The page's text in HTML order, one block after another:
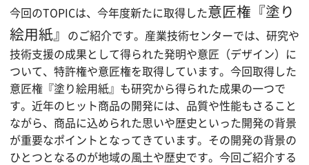
今回のTOPICは、今年度新たに取得した意匠権『塗り
絵用紙』 のご紹介です。産業技術センターでは、研究や
技術支援の成果として得られた発明や意匠（デザイン）に
ついて、特許権や意匠権を取得しています。今回取得した
意匠権『塗り絵用紙』も研究から得られた成果の一つで
す。近年のヒット商品の開発には、品質や性能もさること
ながら、商品に込められた思いや歴史といった開発の背景
が重要なポイントとなってきています。その開発の背景の
ひとつとなるのが地域の風土や歴史です。今回ご紹介する